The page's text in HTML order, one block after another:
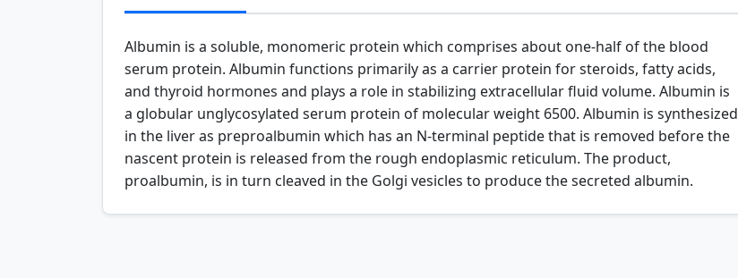
Albumin is a soluble, monomeric protein which comprises about one-half of the blood
serum protein. Albumin functions primarily as a carrier protein for steroids, fatty acids,
and thyroid hormones and plays a role in stabilizing extracellular fluid volume. Albumin is
a globular unglycosylated serum protein of molecular weight 6500. Albumin is synthesized
in the liver as preproalbumin which has an N-terminal peptide that is removed before the
nascent protein is released from the rough endoplasmic reticulum. The product,
proalbumin, is in turn cleaved in the Golgi vesicles to produce the secreted albumin.